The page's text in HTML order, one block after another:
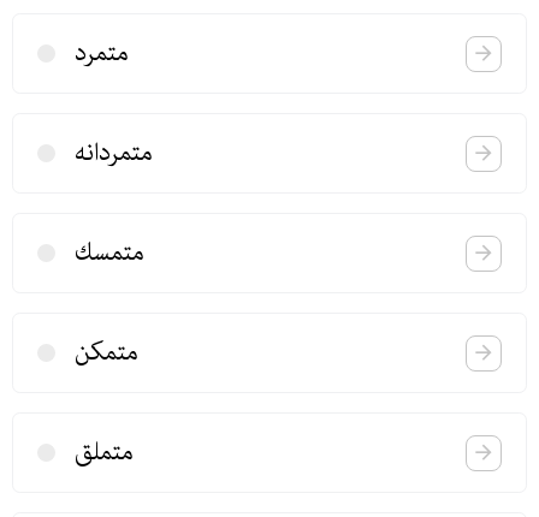
متمرد
متمردانه
متمسك
متمكن
متملق